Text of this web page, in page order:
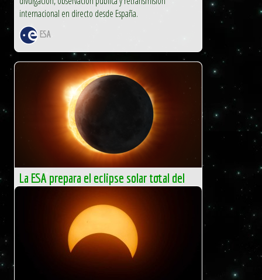
internacional en directo desde España.
ESA
La ESA prepara el eclipse solar total del
12 de agosto
La ESA impulsa actividades de divulgación, observación
pública y retransmisión internacional en directo desde